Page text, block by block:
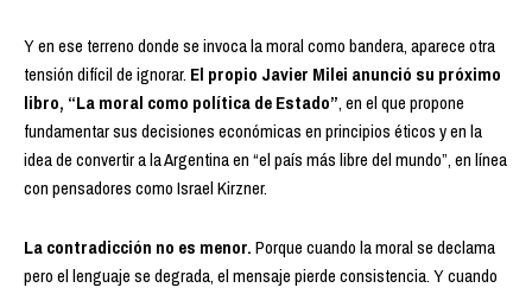
Y en ese terreno donde se invoca la moral como bandera, aparece otra
tensión difícil de ignorar. El propio Javier Milei anunció su próximo
libro, “La moral como política de Estado”, en el que propone
fundamentar sus decisiones económicas en principios éticos y en la
idea de convertir a la Argentina en “el país más libre del mundo”, en línea
con pensadores como Israel Kirzner.
La contradicción no es menor.Porque cuando la moral se declama
pero el lenguaje se degrada, el mensaje pierde consistencia. Y cuando